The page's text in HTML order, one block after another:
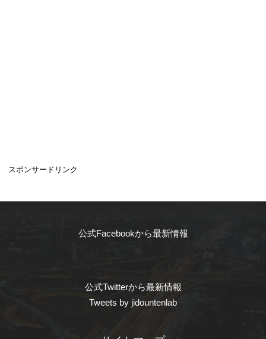
スポンサードリンク
公式Facebookから最新情報
公式Twitterから最新情報
Tweets by jidountenlab